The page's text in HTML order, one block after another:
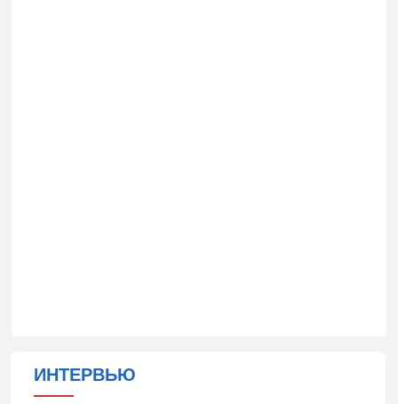
ИНТЕРВЬЮ